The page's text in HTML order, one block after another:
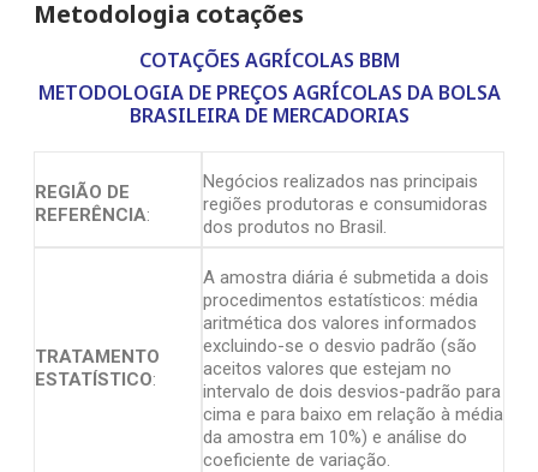
Metodologia cotações
COTAÇÕES AGRÍCOLAS BBM
METODOLOGIA DE PREÇOS AGRÍCOLAS DA BOLSA
BRASILEIRA DE MERCADORIAS
REGIÃO DE
REFERÊNCIA:
Negócios realizados nas principais
regiões produtoras e consumidoras
dos produtos no Brasil.
TRATAMENTO
ESTATÍSTICO:
A amostra diária é submetida a dois
procedimentos estatísticos: média
aritmética dos valores informados
excluindo-se o desvio padrão (são
aceitos valores que estejam no
intervalo de dois desvios-padrão para
cima e para baixo em relação à média
da amostra em 10%) e análise do
coeficiente de variação.